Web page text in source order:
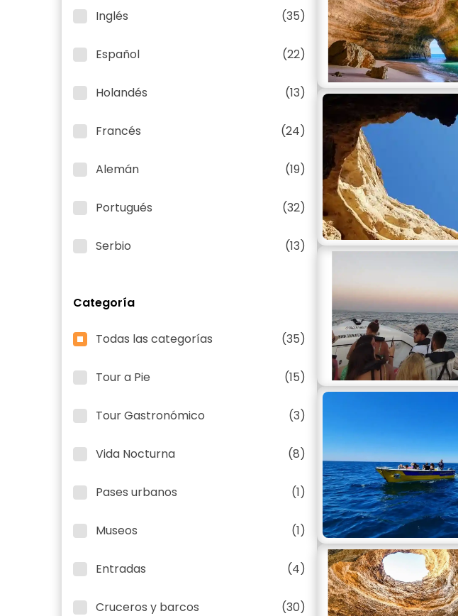
Inglés (35)
Español (22)
Holandés (13)
Francés (24)
Alemán (19)
Portugués (32)
Serbio (13)
Categoría
Todas las categorías (35)
Tour a Pie (15)
Tour Gastronómico (3)
Vida Nocturna (8)
Pases urbanos (1)
Museos (1)
Entradas (4)
Cruceros y barcos (30)